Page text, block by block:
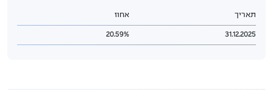
תאריך אחוז
31.12.2025
20.59%